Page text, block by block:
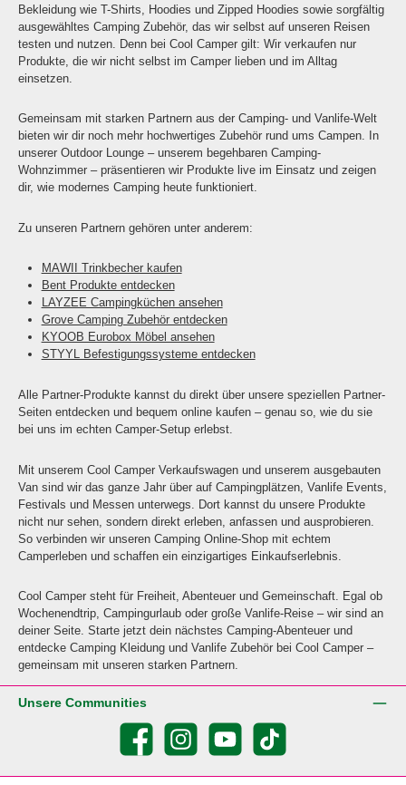
Bekleidung wie T-Shirts, Hoodies und Zipped Hoodies sowie sorgfältig
ausgewähltes Camping Zubehör, das wir selbst auf unseren Reisen
testen und nutzen. Denn bei Cool Camper gilt: Wir verkaufen nur
Produkte, die wir nicht selbst im Camper lieben und im Alltag
einsetzen.
Gemeinsam mit starken Partnern aus der Camping- und Vanlife-Welt
bieten wir dir noch mehr hochwertiges Zubehör rund ums Campen. In
unserer Outdoor Lounge – unserem begehbaren Camping-
Wohnzimmer – präsentieren wir Produkte live im Einsatz und zeigen
dir, wie modernes Camping heute funktioniert.
Zu unseren Partnern gehören unter anderem:
MAWII Trinkbecher kaufen
Bent Produkte entdecken
LAYZEE Campingküchen ansehen
Grove Camping Zubehör entdecken
KYOOB Eurobox Möbel ansehen
STYYL Befestigungssysteme entdecken
Alle Partner-Produkte kannst du direkt über unsere speziellen Partner-
Seiten entdecken und bequem online kaufen – genau so, wie du sie
bei uns im echten Camper-Setup erlebst.
Mit unserem Cool Camper Verkaufswagen und unserem ausgebauten
Van sind wir das ganze Jahr über auf Campingplätzen, Vanlife Events,
Festivals und Messen unterwegs. Dort kannst du unsere Produkte
nicht nur sehen, sondern direkt erleben, anfassen und ausprobieren.
So verbinden wir unseren Camping Online-Shop mit echtem
Camperleben und schaffen ein einzigartiges Einkaufserlebnis.
Cool Camper steht für Freiheit, Abenteuer und Gemeinschaft. Egal ob
Wochenendtrip, Campingurlaub oder große Vanlife-Reise – wir sind an
deiner Seite. Starte jetzt dein nächstes Camping-Abenteuer und
entdecke Camping Kleidung und Vanlife Zubehör bei Cool Camper –
gemeinsam mit unseren starken Partnern.
Unsere Communities
Facebook Instagram YouTube TikTok